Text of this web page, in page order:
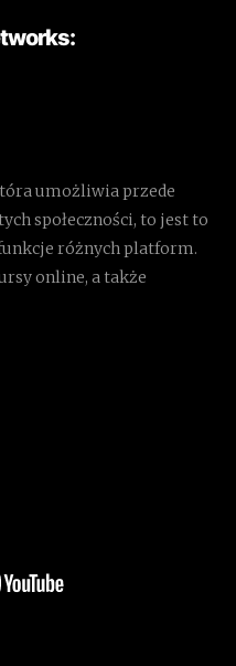
umożliwia przede
społeczności, to jest to
różnych platform.
online, a także